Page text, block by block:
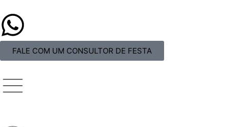
FALE COM UM CONSULTOR DE FESTA